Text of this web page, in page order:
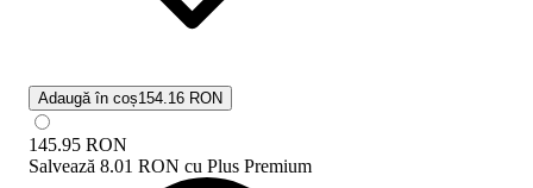
Adaugă în coș154.16 RON
145.95 RON
Salvează 8.01 RON cu Plus Premium